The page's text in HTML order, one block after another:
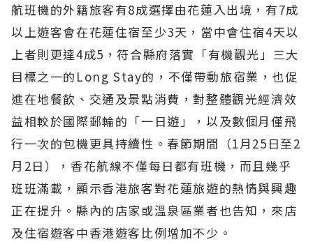
航班機的外籍旅客有8成選擇由花蓮入出境，有7成
以上遊客會在花蓮住宿至少3天，當中會住宿4天以
上者則更達4成5，符合縣府落實「有機觀光」三大
目標之一的Long Stay的，不僅帶動旅宿業，也促
進在地餐飲、交通及景點消費，對整體觀光經濟效
益相較於國際郵輪的「一日遊」，以及數個月僅飛
行一次的包機更具持續性。春節期間（1月25日至2
月2日），香花航線不僅每日都有班機，而且幾乎
班班滿載，顯示香港旅客對花蓮旅遊的熱情與興趣
正在提升。縣內的店家或溫泉區業者也告知，來店
及住宿遊客中香港遊客比例增加不少。